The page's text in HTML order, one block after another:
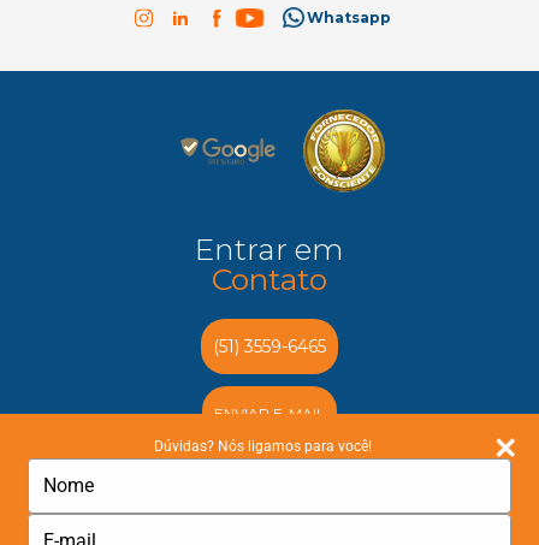
Dúvidas? Nós ligamos para você!
SEU
NOME
Whatsapp
Entrar em
Contato
(51) 3559-6465
ENVIAR E-MAIL